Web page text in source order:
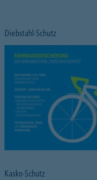
Diebstahl-Schutz
Kasko-Schutz